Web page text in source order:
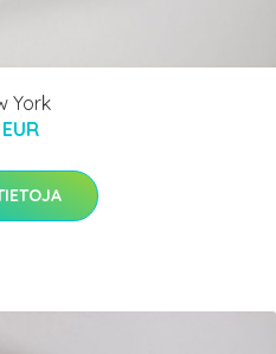
York
EUR